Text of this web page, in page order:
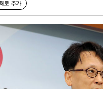
로 추가